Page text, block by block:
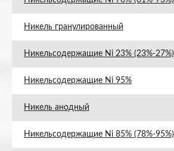
Никель гранулированный
Никельсодержащие Ni 23% (23%-27%)
Никельсодержащие Ni 95%
Никель анодный
Никельсодержащие Ni 85% (78%-95%)